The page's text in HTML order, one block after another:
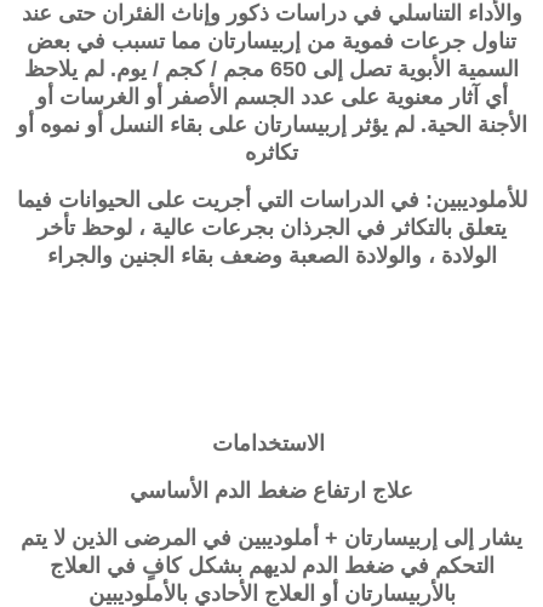
والأداء التناسلي في دراسات ذكور وإناث الفئران حتى عند
تناول جرعات فموية من إربيسارتان مما تسبب في بعض
السمية الأبوية تصل إلى 650 مجم / كجم / يوم. لم يلاحظ
أي آثار معنوية على عدد الجسم الأصفر أو الغرسات أو
الأجنة الحية. لم يؤثر
إربيسارتان على بقاء النسل أو نموه أو
تكاثره
للأملوديبين: في الدراسات التي أجريت على الحيوانات فيما
يتعلق بالتكاثر في الجرذان بجرعات عالية ، لوحظ تأخر
الولادة ، والولادة الصعبة وضعف بقاء الجنين والجراء
الاستخدامات
علاج ارتفاع ضغط الدم الأساسي
يشار إلى إربيسارتان + أملوديبين في المرضى الذين لا يتم
التحكم في ضغط الدم لديهم بشكل كافٍ في العلاج
بالأربيسارتان أو العلاج الأحادي بالأملوديبين